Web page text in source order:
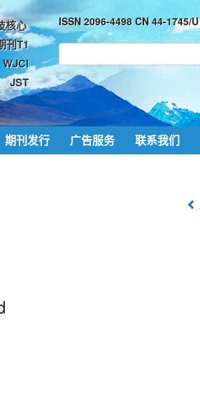
核心
刊T1
WJCI
JST
ISSN 2096-4498 CN 44-1745/U
期刊发行 广告服务 联系我们